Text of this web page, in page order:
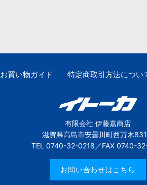
お買い物ガイド 特定商取引方法につい
有限会社 伊藤嘉商店
滋賀県高島市安曇川町西万木
TEL 0740-32-0218／FAX 0740-
お問い合わせはこちら